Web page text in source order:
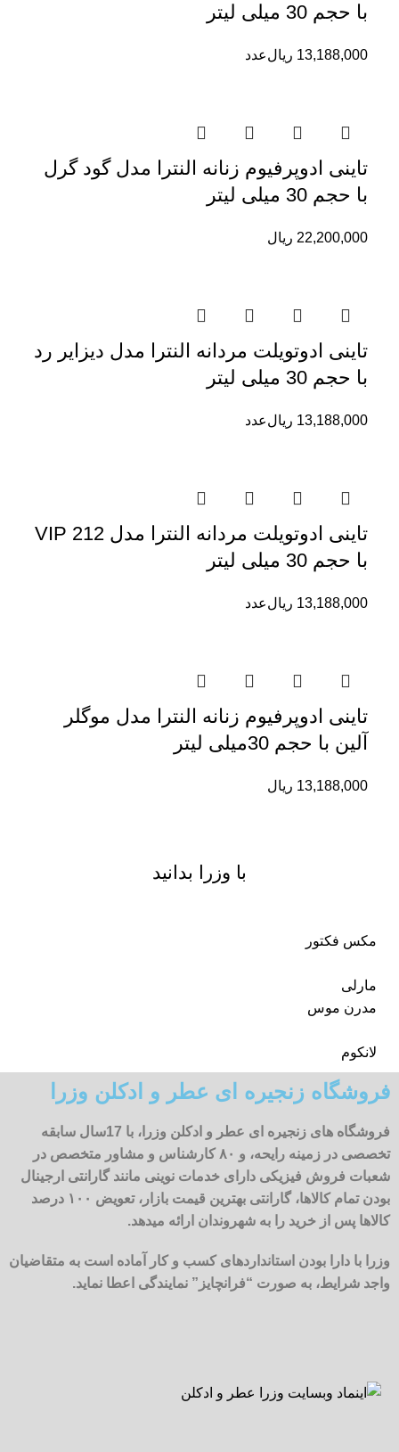
با حجم 30 میلی لیتر
13,188,000 ریالعدد
تاینی ادوپرفیوم زنانه النترا مدل گود گرل
با حجم 30 میلی لیتر
22,200,000 ریال
تاینی ادوتویلت مردانه النترا مدل دیزایر رد
با حجم 30 میلی لیتر
13,188,000 ریالعدد
تاینی ادوتویلت مردانه النترا مدل 212 VIP
با حجم 30 میلی لیتر
13,188,000 ریالعدد
تاینی ادوپرفیوم زنانه النترا مدل موگلر
آلین با حجم 30میلی لیتر
13,188,000 ریال
با وزرا بدانید
مکس فکتور
مارلی
مدرن موس
لانکوم
فروشگاه زنجیره ای عطر و ادکلن وزرا
فروشگاه های زنجیره ای عطر و ادکلن وزرا، با 17سال سابقه
تخصصی در زمینه رایحه، و ۸۰ کارشناس و مشاور متخصص در
شعبات فروش فیزیکی دارای خدمات نوینی مانند گارانتی ارجینال
بودن تمام کالاها، گارانتی بهترین قیمت بازار، تعویض ۱۰۰ درصد
کالاها پس از خرید را به شهروندان ارائه میدهد.
وزرا با دارا بودن استانداردهای کسب و کار آماده است به متقاضیان
واجد شرایط، به صورت “فرانچایز” نمایندگی اعطا نماید.